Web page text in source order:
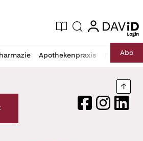
Zeitung
Aktuelle Ausgabe
Suche login
login
Apothekenpraxis RechtAbo
Verlag Logo
FacebookInstagram